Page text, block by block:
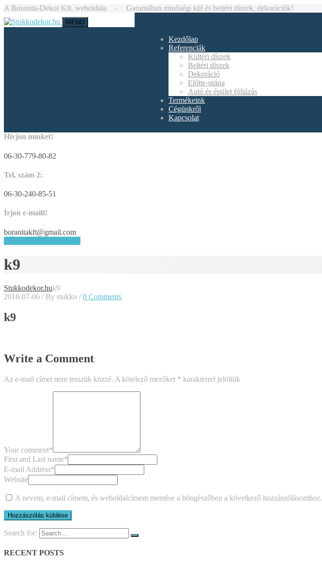
A Boranita-Dekor Kft. weboldala - Garantáltan minőségi kül és beltéri díszek, dekorációk!
MENU
Kezdőlap
Referenciák
Kültéri díszek
Beltéri díszek
Dekoráció
Előtte-utána
Autó és épület fóliázás
Termékeink
Cégünkről
Kapcsolat
Hívjon minket!
06-30-779-80-82
Tel. szám 2:
06-30-240-85-51
Írjon e-mailt!
boranitakft@gmail.com
k9
Stukkodekor.huk9
2016-07-06 / By stukko / 0 Comments
k9
Write a Comment
Az e-mail címet nem tesszük közzé. A kötelező mezőket * karakterrel jelöltük
Your comment*
First and Last name*
E-mail Address*
Website
A nevem, e-mail címem, és weboldalcímem mentése a böngészőben a következő hozzászólásomhoz.
Search for:
RECENT POSTS